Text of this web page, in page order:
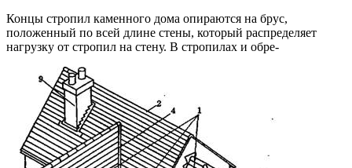
Концы стропил каменного дома опираются на брус,
положенный по всей длине стены, который распреде­ляет
нагрузку от стропил на стену. В стропилах и обре-